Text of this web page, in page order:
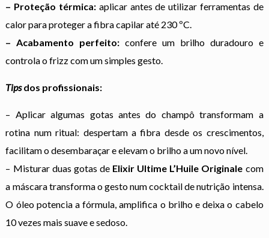
– Proteção térmica:aplicar antes de utilizar ferramentas de
calor para proteger a fibra capilar até 230 ºC.
– Acabamento perfeito: confere um brilho duradouro e
controla o frizz com um simples gesto.
Tipsdos profissionais:
– Aplicar algumas gotas antes do champô transformam a
rotina num ritual: despertam a fibra desde os crescimentos,
facilitam o desembaraçar e elevam o brilho a um novo nível.
– Misturar duas gotas deElixir Ultime L’Huile Originale com
a máscara transforma o gesto num cocktail de nutrição intensa.
O óleo potencia a fórmula, amplifica o brilho e deixa o cabelo
10 vezes mais suave e sedoso.